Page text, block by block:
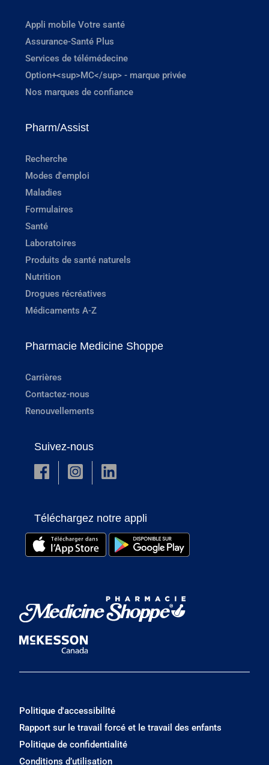
Appli mobile Votre santé
Assurance-Santé Plus
Services de télémédecine
Option+<sup>MC</sup> - marque privée
Nos marques de confiance
Pharm/Assist
Recherche
Modes d'emploi
Maladies
Formulaires
Santé
Laboratoires
Produits de santé naturels
Nutrition
Drogues récréatives
Médicaments A-Z
Pharmacie Medicine Shoppe
Carrières
Contactez-nous
Renouvellements
Suivez-nous
Téléchargez notre appli
Politique d'accessibilité
Rapport sur le travail forcé et le travail des enfants
Politique de confidentialité
Conditions d’utilisation